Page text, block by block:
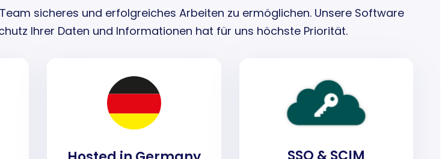
sicheres und erfolgreiches Arbeiten zu ermöglichen. Unsere Software
Ihrer Daten und Informationen hat für uns höchste Priorität.